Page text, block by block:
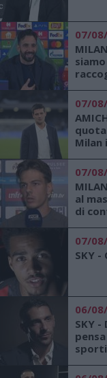
07/
07/
quota
Milan
07/
al
di
07/
SKY
06/
SKY